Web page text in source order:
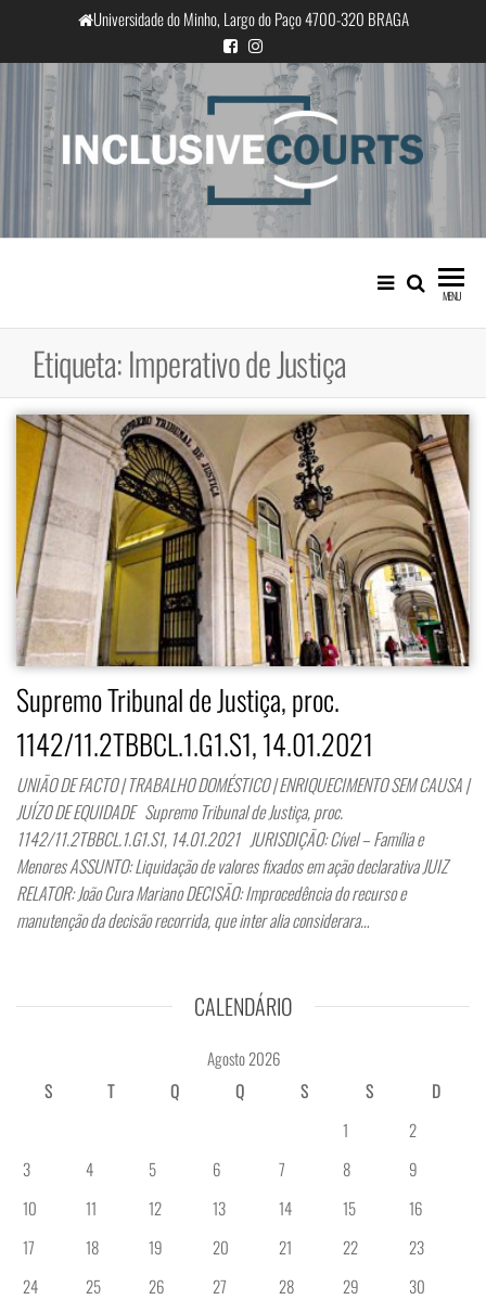
o
conteúdo
Universidade do Minho, Largo do Paço 4700-320 BRAGA
InclusiveCourts
Igualdade e diferença cultural na
prática judicial portuguesa
MENU
Etiqueta:Imperativo de Justiça
Supremo Tribunal de Justiça, proc.
1142/11.2TBBCL.1.G1.S1, 14.01.2021
UNIÃO DE FACTO | TRABALHO DOMÉSTICO | ENRIQUECIMENTO SEM CAUSA |
JUÍZO DE EQUIDADE Supremo Tribunal de Justiça, proc.
1142/11.2TBBCL.1.G1.S1, 14.01.2021 JURISDIÇÃO: Cível – Família e
Menores ASSUNTO: Liquidação de valores fixados em ação declarativa JUIZ
RELATOR: João Cura Mariano DECISÃO: Improcedência do recurso e
manutenção da decisão recorrida, que inter alia considerara…
CALENDÁRIO
Agosto 2026
S
T Q Q S S
D
1
2
3
4 5 6 7 8
9
10
11 12 13 14 15
16
17
18 19 20 21 22
23
24
25 26 27 28 29
30